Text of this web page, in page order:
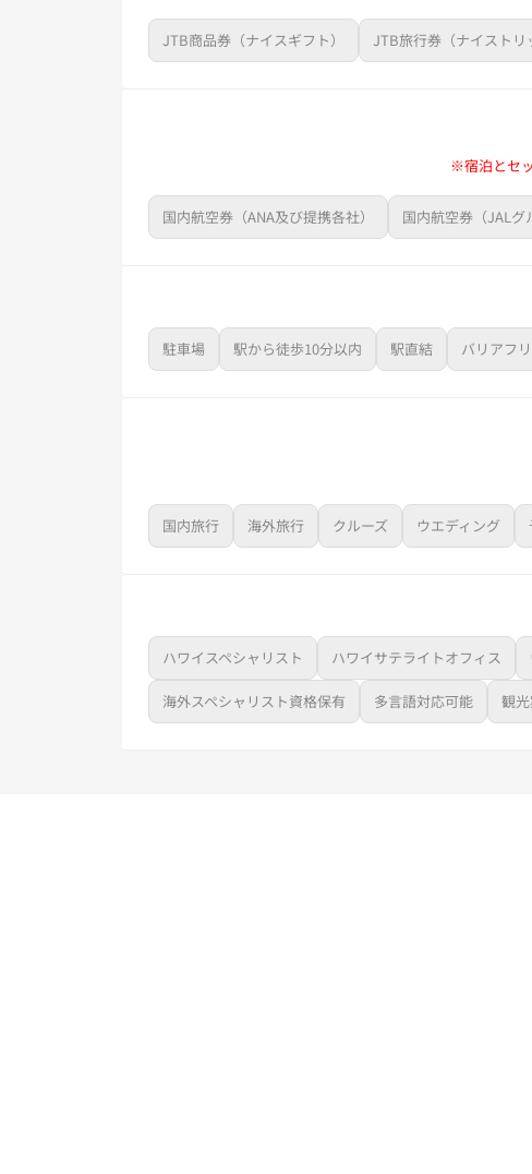
JTB商品券（ナイスギフト） JTB旅行券（ナイストリ
※宿泊とセ
国内航空券（ANA及び提携各社） 国内航空券（JALグ
駐車場 駅から徒歩10分以内 駅直結 バリアフ
国内旅行 海外旅行 クルーズ ウエディング
ハワイスペシャリスト ハワイサテライトオフィス
海外スペシャリスト資格保有 多言語対応可能 観